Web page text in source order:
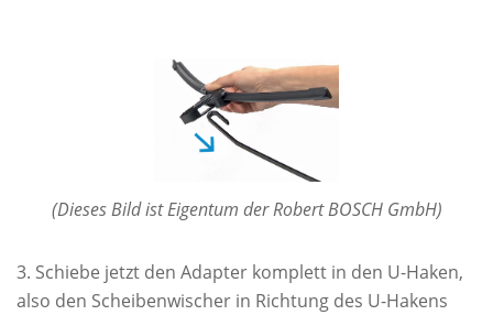
(Dieses Bild ist Eigentum der Robert BOSCH GmbH)
Schiebe jetzt den Adapter komplett in den U-Haken,
also den Scheibenwischer in Richtung des U-Hakens